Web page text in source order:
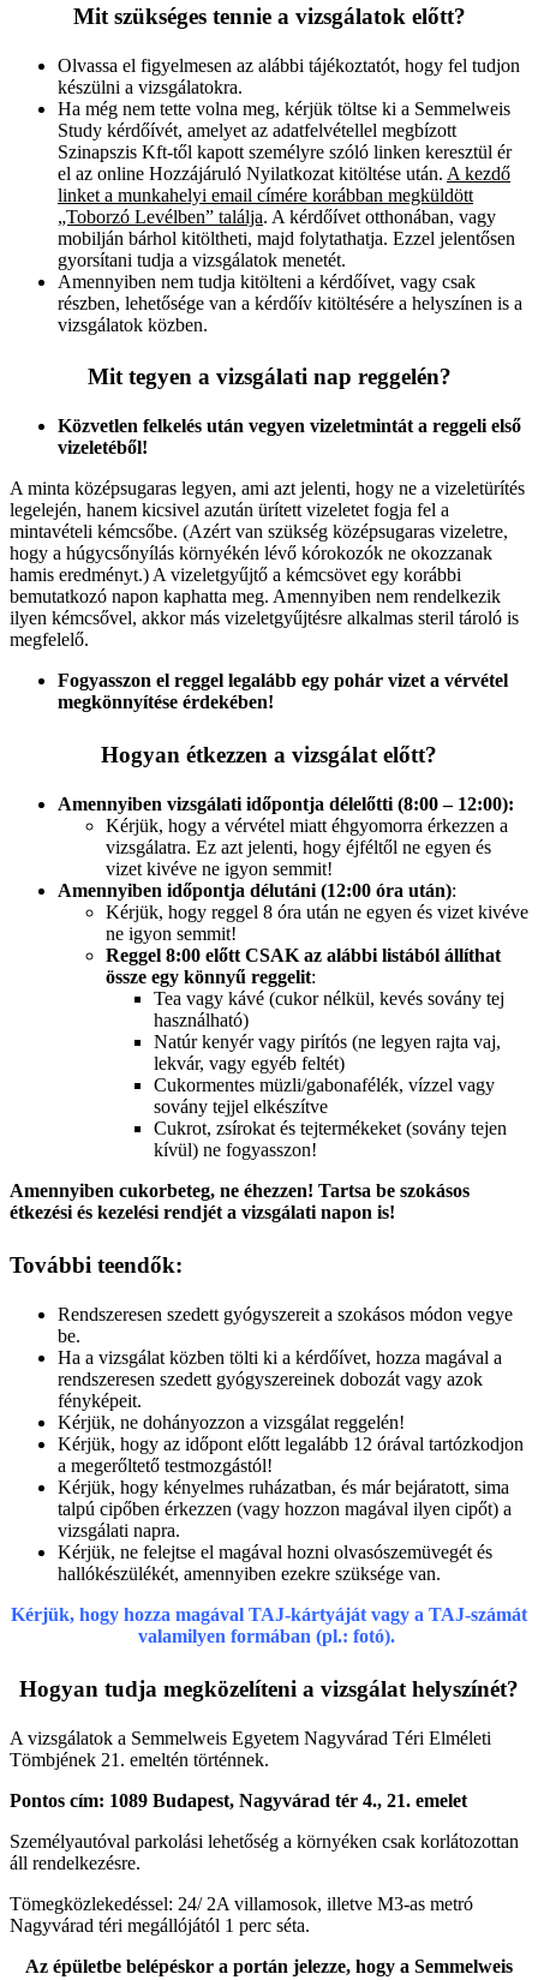
Mit szükséges tennie a vizsgálatok előtt?
Olvassa el figyelmesen az alábbi tájékoztatót, hogy fel tudjon
készülni a vizsgálatokra.
Ha még nem tette volna meg, kérjük töltse ki a Semmelweis
Study kérdőívét, amelyet az adatfelvétellel megbízott
Szinapszis Kft-től kapott személyre szóló linken keresztül ér
el az online Hozzájáruló Nyilatkozat kitöltése után. A kezdő
linket a munkahelyi email címére korábban megküldött
„Toborzó Levélben” találja. A kérdőívet otthonában, vagy
mobilján bárhol kitöltheti, majd folytathatja. Ezzel jelentősen
gyorsítani tudja a vizsgálatok menetét.
Amennyiben nem tudja kitölteni a kérdőívet, vagy csak
részben, lehetősége van a kérdőív kitöltésére a helyszínen is a
vizsgálatok közben.
Mit tegyen a vizsgálati nap reggelén?
Közvetlen felkelés után vegyen vizeletmintát a reggeli első
vizeletéből!
A minta középsugaras legyen, ami azt jelenti, hogy ne a vizeletürítés
legelején, hanem kicsivel azután ürített vizeletet fogja fel a
mintavételi kémcsőbe. (Azért van szükség középsugaras vizeletre,
hogy a húgycsőnyílás környékén lévő kórokozók ne okozzanak
hamis eredményt.) A vizeletgyűjtő a kémcsövet egy korábbi
bemutatkozó napon kaphatta meg. Amennyiben nem rendelkezik
ilyen kémcsővel, akkor más vizeletgyűjtésre alkalmas steril tároló is
megfelelő.
Fogyasszon el reggel legalább egy pohár vizet a vérvétel
megkönnyítése érdekében!
Hogyan étkezzen a vizsgálat előtt?
Amennyiben vizsgálati időpontja délelőtti (8:00 – 12:00):
Kérjük, hogy a vérvétel miatt éhgyomorra érkezzen a
vizsgálatra. Ez azt jelenti, hogy éjféltől ne egyen és
vizet kivéve ne igyon semmit!
Amennyiben időpontja délutáni (12:00 óra után):
Kérjük, hogy reggel 8 óra után ne egyen és vizet kivéve
ne igyon semmit!
Reggel 8:00 előtt CSAK az alábbi listából állíthat
össze egy könnyű reggelit:
Tea vagy kávé (cukor nélkül, kevés sovány tej
használható)
Natúr kenyér vagy pirítós (ne legyen rajta vaj,
lekvár, vagy egyéb feltét)
Cukormentes müzli/gabonafélék, vízzel vagy
sovány tejjel elkészítve
Cukrot, zsírokat és tejtermékeket (sovány tejen
kívül) ne fogyasszon!
Amennyiben cukorbeteg, ne éhezzen! Tartsa be szokásos
étkezési és kezelési rendjét a vizsgálati napon is!
További teendők:
Rendszeresen szedett gyógyszereit a szokásos módon vegye
be.
Ha a vizsgálat közben tölti ki a kérdőívet, hozza magával a
rendszeresen szedett gyógyszereinek dobozát vagy azok
fényképeit.
Kérjük, ne dohányozzon a vizsgálat reggelén!
Kérjük, hogy az időpont előtt legalább 12 órával tartózkodjon
a megerőltető testmozgástól!
Kérjük, hogy kényelmes ruházatban, és már bejáratott, sima
talpú cipőben érkezzen (vagy hozzon magával ilyen cipőt) a
vizsgálati napra.
Kérjük, ne felejtse el magával hozni olvasószemüvegét és
hallókészülékét, amennyiben ezekre szüksége van.
Kérjük, hogy hozza magával TAJ-kártyáját vagy a TAJ-számát
valamilyen formában (pl.: fotó).
Hogyan tudja megközelíteni a vizsgálat helyszínét?
A vizsgálatok a Semmelweis Egyetem Nagyvárad Téri Elméleti
Tömbjének 21. emeltén történnek.
Pontos cím: 1089 Budapest, Nagyvárad tér 4., 21. emelet
Személyautóval parkolási lehetőség a környéken csak korlátozottan
áll rendelkezésre.
Tömegközlekedéssel: 24/ 2A villamosok, illetve M3-as metró
Nagyvárad téri megállójától 1 perc séta.
Az épületbe belépéskor a portán jelezze, hogy a Semmelweis